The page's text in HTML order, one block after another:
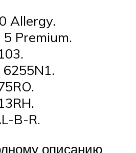
Allergy.
Premium.
6255N1.
B-R.
описанию